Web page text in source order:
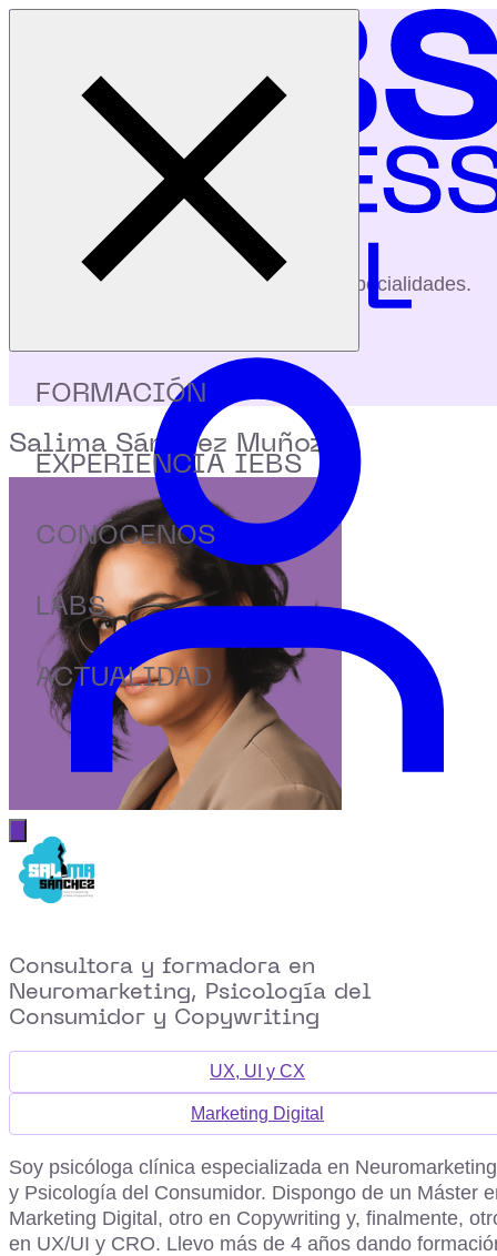
FORMACIÓN
EXPERIENCIA IEBS
CONÓCENOS
LABS
ACTUALIDAD
Inicio
Profesores
Salima Sánchez Muñoz
profesores
Conoce a nuestros profesores y sus especialidades.
Salima Sánchez Muñoz
Consultora y formadora en
Neuromarketing, Psicología del
Consumidor y Copywriting
UX, UI y CX
Marketing Digital
Soy psicóloga clínica especializada en Neuromarketing
y Psicología del Consumidor. Dispongo de un Máster
Marketing Digital, otro en Copywriting y, finalmente,
en UX/UI y CRO. Llevo más de 4 años dando